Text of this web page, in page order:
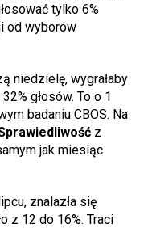
tylko 6%
od wyborów
niedzielę, wygrałaby
głosów. To o 1
badaniu CBOS. Na
z
jak miesiąc
znalazła się
z 12 do 16%. Traci